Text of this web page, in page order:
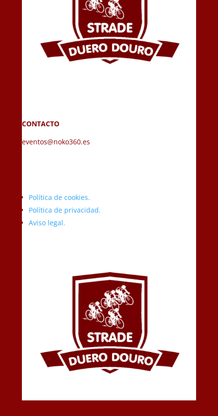
CONTACTO
eventos@noko360.es
Política de cookies.
Política de privacidad.
Aviso legal.